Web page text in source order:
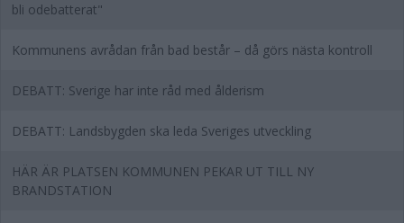
bli odebatterat"
Kommunens avrådan från bad består – då görs nästa kontroll
DEBATT: Sverige har inte råd med ålderism
DEBATT: Landsbygden ska leda Sveriges utveckling
HÄR ÄR PLATSEN KOMMUNEN PEKAR UT TILL NY
BRANDSTATION